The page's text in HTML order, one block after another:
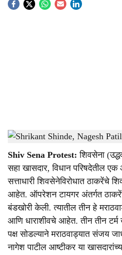
S
a
r
e
Shrikant Shinde, Nagesh Patil Ashtikar-
Shiv Sena Protest: शिवसेना
सहा खासदार, विधान परिषदेतील
सत्ताधारी शिवसेनेविरोधात
आहेत. ऑपरेशन टायगर अंतर्गत
बंडखोरी केली. त्यातील तीन हे
आणि धाराशीवचे आहेत. तीन तीन टर्म
पक्ष सोडल्याने मराठवाड्यात संजय
नागेश पाटील आष्टीकर या